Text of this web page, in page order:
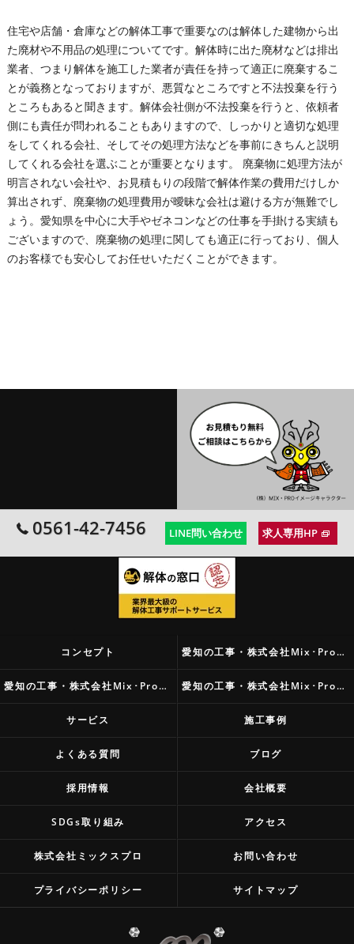
住宅や店舗・倉庫などの解体工事で重要なのは解体した建物から出
た廃材や不用品の処理についてです。解体時に出た廃材などは排出
業者、つまり解体を施工した業者が責任を持って適正に廃棄するこ
とが義務となっておりますが、悪質なところですと不法投棄を行う
ところもあると聞きます。解体会社側が不法投棄を行うと、依頼者
側にも責任が問われることもありますので、しっかりと適切な処理
をしてくれる会社、そしてその処理方法などを事前にきちんと説明
してくれる会社を選ぶことが重要となります。 廃棄物に処理方法が
明言されない会社や、お見積もりの段階で解体作業の費用だけしか
算出されず、廃棄物の処理費用が曖昧な会社は避ける方が無難でし
ょう。愛知県を中心に大手やゼネコンなどの仕事を手掛ける実績も
ございますので、廃棄物の処理に関しても適正に行っており、個人
のお客様でも安心してお任せいただくことができます。
0561-42-7456 LINE問い合わせ 求人専用HP
コンセプト 愛知の工事・株式会社Mix･Proの口コミ情報
愛知の工事・株式会社Mix･Proの評判 愛知の工事・株式会社Mix･Proのお客様の声
サービス 施工事例
よくある質問 ブログ
採用情報 会社概要
SDGs取り組み アクセス
株式会社ミックスプロ お問い合わせ
プライバシーポリシー サイトマップ